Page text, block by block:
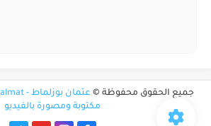
جميع الحقوق محفوظة ©
مكتوبة ومصورة بالفيديو